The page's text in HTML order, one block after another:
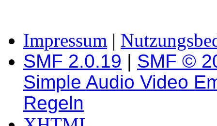
Impressum |
SMF 2.0.19 | SMF ©
Simple Audio Video
Regeln